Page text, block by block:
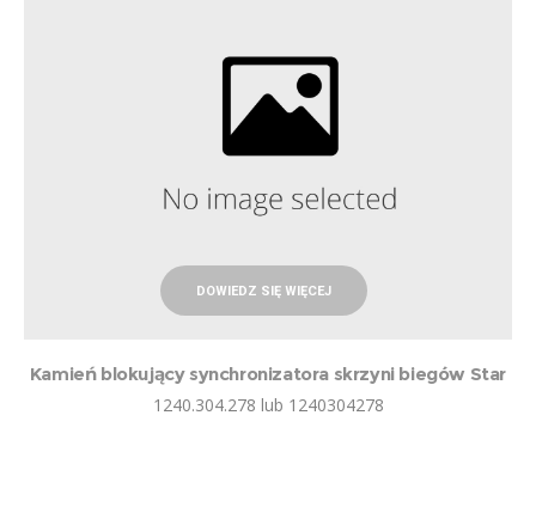
DOWIEDZ SIĘ WIĘCEJ
Kamień blokujący synchronizatora skrzyni biegów Star
1240.304.278 lub 1240304278